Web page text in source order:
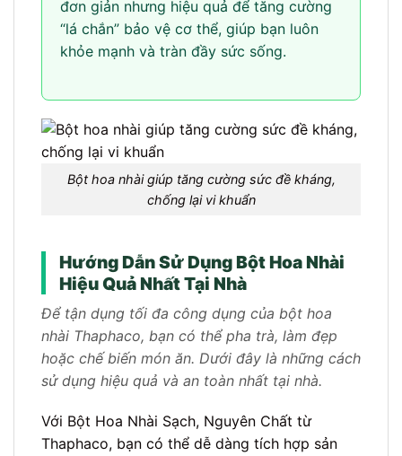
đơn giản nhưng hiệu quả để tăng cường
“lá chắn” bảo vệ cơ thể, giúp bạn luôn
khỏe mạnh và tràn đầy sức sống.
Bột hoa nhài giúp tăng cường sức đề kháng,
chống lại vi khuẩn
Hướng Dẫn Sử Dụng Bột Hoa Nhài
Hiệu Quả Nhất Tại Nhà
Để tận dụng tối đa công dụng của bột hoa
nhài Thaphaco, bạn có thể pha trà, làm đẹp
hoặc chế biến món ăn. Dưới đây là những cách
sử dụng hiệu quả và an toàn nhất tại nhà.
Với Bột Hoa Nhài Sạch, Nguyên Chất từ
Thaphaco, bạn có thể dễ dàng tích hợp sản